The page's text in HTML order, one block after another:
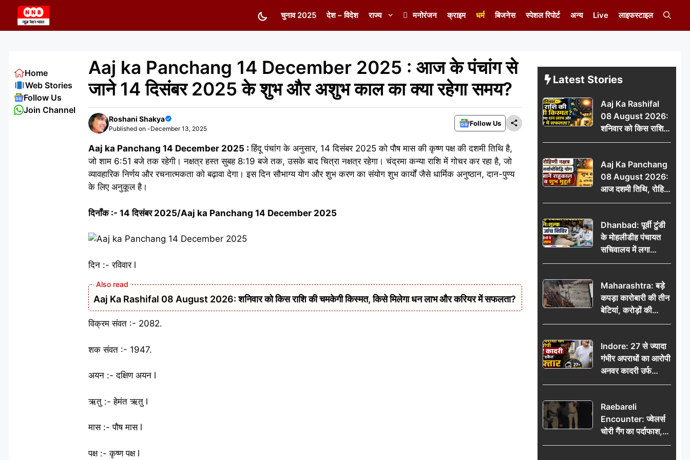
content
चुनाव 2025 देश – विदेश राज्य मनोरंजन क्राइम धर्म बिजनेस स्पेशल रिपोर्ट अन्य Live लाइफस्टाइल
Aaj ka Panchang 14 December 2025 : आज के पंचांग से
जाने 14 दिसंबर 2025 के शुभ और अशुभ काल का क्या रहेगा समय?
Roshani Shakya
Published on -December 13, 2025
Follow Us
Aaj ka Panchang 14 December 2025 :हिंदू पंचांग के अनुसार, 14 दिसंबर 2025 को पौष मास की कृष्ण पक्ष की दशमी तिथि है,
जो शाम 6:51 बजे तक रहेगी। नक्षत्र हस्त सुबह 8:19 बजे तक, उसके बाद चित्रा नक्षत्र रहेगा। चंद्रमा कन्या राशि में गोचर कर रहा है, जो
व्यावहारिक निर्णय और रचनात्मकता को बढ़ावा देगा। इस दिन सौभाग्य योग और शुभ करण का संयोग शुभ कार्यों जैसे धार्मिक अनुष्ठान, दान-पुण्य
के लिए अनुकूल है।
दिनाँक :- 14 दिसंबर 2025/Aaj ka Panchang 14 December 2025
दिन :- रविवार l
Aaj Ka Rashifal 08 August 2026: शनिवार को किस राशि की चमकेगी किस्मत, किसे मिलेगा धन लाभ और करियर में सफलता?
विक्रम संवत :- 2082.
शक संवत :- 1947.
अयन :- दक्षिण अयन l
ऋतु :- हेमंत ऋतु l
मास :- पौष मास l
पक्ष :- कृष्ण पक्ष l
Home
Web Stories
Follow Us
Join Channel
Latest Stories
Aaj Ka Rashifal
08 August 2026:
शनिवार को किस राशि
की चमकेगी किस्मत,
और करियर में सफलता?
Aaj Ka Panchang
08 August 2026:
आज दशमी तिथि, रोहिणी
नक्षत्र और सर्वार्थसिद्धि
शुभ मुहूर्त
Dhanbad: पूर्वी टुंडी
के मोहलीडीह पंचायत
सचिवालय में लगा
निःशुल्क स्वास्थ्य जांच
उठाया लाभ
Maharashtra: बड़े
कपड़ा कारोबारी की तीन
बेटियां, करोड़ों की
कमाई… फिर भी पिता
अंतिम दिन, 5100 रुपये
भेजकर कहा– अंतिम
संस्कार कर दीजिए हम
नहीं आ पाएंगे
Indore: 27 से ज्यादा
गंभीर अपराधों का आरोपी
अनवर कादरी उर्फ
‘डकैत’ गिरफ्तार, इंदौर
Raebareli
Encounter: ज्वेलर्स
चोरी गैंग का पर्दाफाश,
पुलिस मुठभेड़ में दो